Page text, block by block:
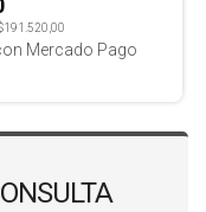
Mercado Pago